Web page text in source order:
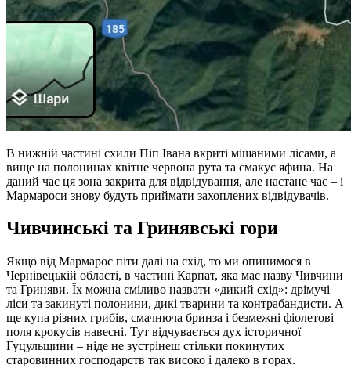
В нижній частині схили Піп Івана вкриті мішаними лісами, а
вище на полонинах квітне червона рута та смакує яфина. На
даний час ця зона закрита для відвідування, але настане час – і
Мармароси знову будуть приймати захоплених відвідувачів.
Чивчинські та Гринявські гори
Якщо від Мармарос піти далі на схід, то ми опинимося в
Чернівецькій області, в частині Карпат, яка має назву Чивчини
та Гриняви. Їх можна сміливо назвати «дикий схід»: дрімучі
ліси та закинуті полонини, дикі тварини та контрабандисти. А
ще купа різних грибів, смачнюча бринза і безмежні фіолетові
поля крокусів навесні. Тут відчувається дух історичної
Гуцульщини – ніде не зустрінеш стільки покинутих
старовинних господарств так високо і далеко в горах.